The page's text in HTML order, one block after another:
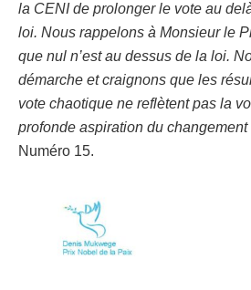
la CENI de prolonger le vote au
loi. Nous rappelons à Monsieur le
que nul n’est au dessus de la loi.
démarche et craignons que les
vote chaotique ne reflètent pas la
profonde aspiration du changement
Numéro 15.